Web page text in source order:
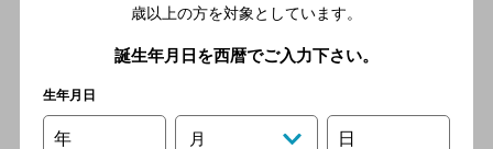
すきの駅／札幌市営地下鉄東
市電山鼻線 東本願寺前駅／
校前駅
歳以上の方を対象としています。
誕生年月日を西暦でご入力下さい。
生年月日
年 月 日